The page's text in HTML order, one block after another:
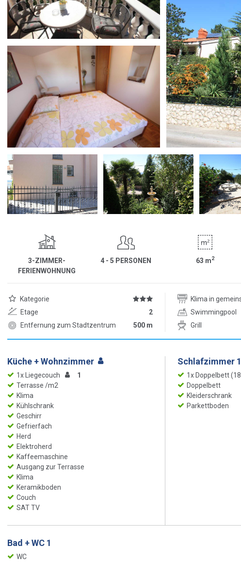
3-ZIMMER-
FERIENWOHNUNG
4 - 5 PERSONEN 63 m2
Kategorie Klima in
Etage
2 Swimmingpool
Entfernung zum Stadtzentrum
500 m Grill
Küche + Wohnzimmer
1x Liegecouch
1
Terrasse /m2
Klima
Kühlschrank
Geschirr
Gefrierfach
Herd
Elektroherd
Kaffeemaschine
Ausgang zur Terrasse
Klima
Keramikboden
Couch
SAT TV
Schlafzimmer 1
1x Doppelbett
Doppelbett
Kleiderschrank
Parkettboden
Bad + WC 1
WC